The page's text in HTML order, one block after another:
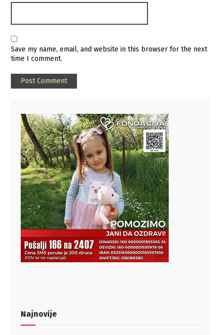
Save my name, email, and website in this browser for the next
time I comment.
Najnovije